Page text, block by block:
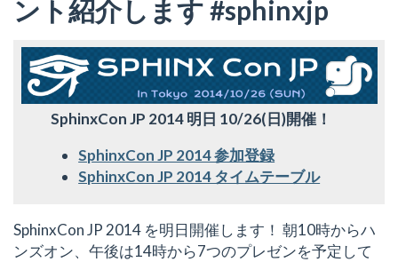
ント紹介します #sphinxjp
SphinxCon JP 2014 明日 10/26(日)開催！
SphinxCon JP 2014 参加登録
SphinxCon JP 2014 タイムテーブル
SphinxCon JP 2014 を明日開催します！ 朝10時からハ
ンズオン、午後は14時から7つのプレゼンを予定して